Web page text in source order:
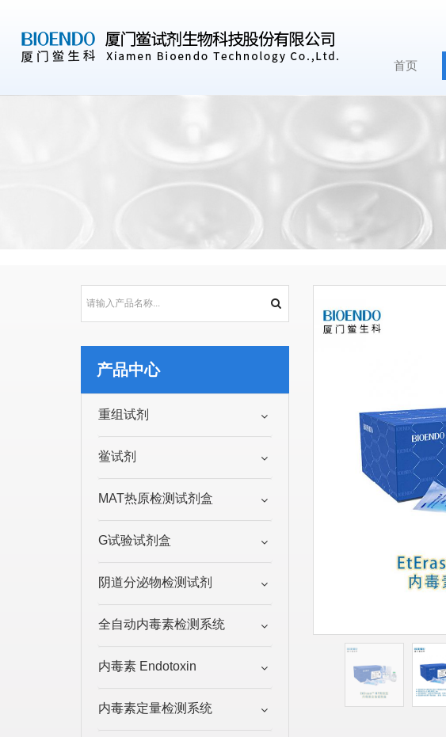
首页
产品中心
重组试剂
鲎试剂
MAT热原检测试剂盒
G试验试剂盒
阴道分泌物检测试剂
全自动内毒素检测系统
内毒素 Endotoxin
内毒素定量检测系统